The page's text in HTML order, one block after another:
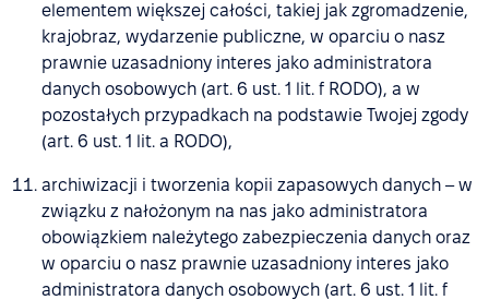
elementem większej całości, takiej jak zgromadzenie,
krajobraz, wydarzenie publiczne, w oparciu o nasz
prawnie uzasadniony interes jako administratora
danych osobowych (art. 6 ust. 1 lit. f RODO), a w
pozostałych przypadkach na podstawie Twojej zgody
(art. 6 ust. 1 lit. a RODO),
archiwizacji i tworzenia kopii zapasowych danych – w
związku z nałożonym na nas jako administratora
obowiązkiem należytego zabezpieczenia danych oraz
w oparciu o nasz prawnie uzasadniony interes jako
administratora danych osobowych (art. 6 ust. 1 lit. f